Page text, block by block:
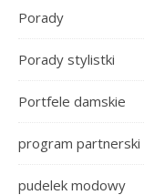
Porady
Porady stylistki
Portfele damskie
program partnerski
pudelek modowy